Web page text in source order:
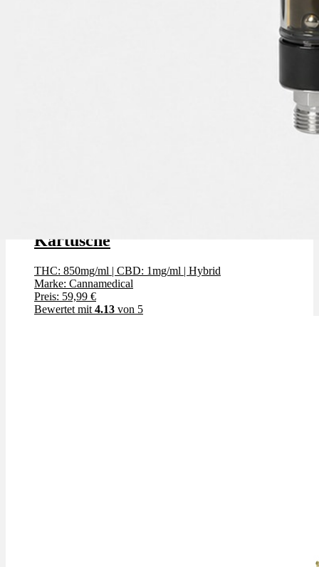
Kartusche
THC: 850mg/ml | CBD: 1mg/ml | Hybrid
Marke: Cannamedical
Preis: 59,99 €
Bewertet mit 4.13 von 5